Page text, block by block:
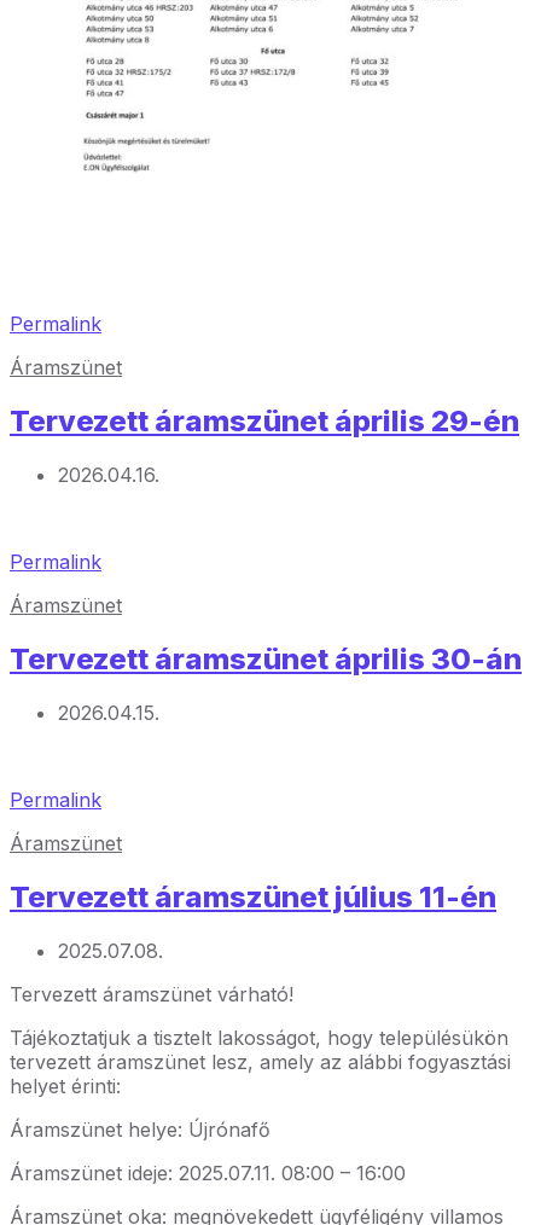
Permalink
Áramszünet
Tervezett áramszünet április 29-én
2026.04.16.
Permalink
Áramszünet
Tervezett áramszünet április 30-án
2026.04.15.
Permalink
Áramszünet
Tervezett áramszünet július 11-én
2025.07.08.
Tervezett áramszünet várható!
Tájékoztatjuk a tisztelt lakosságot, hogy településükön
tervezett áramszünet lesz, amely az alábbi fogyasztási
helyet érinti:
Áramszünet helye: Újrónafő
Áramszünet ideje: 2025.07.11. 08:00 – 16:00
Áramszünet oka: megnövekedett ügyféligény villamos